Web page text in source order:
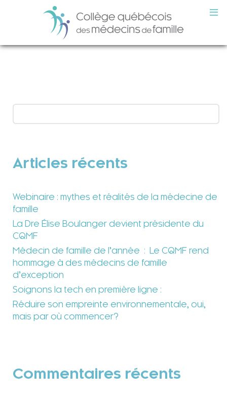
Articles récents
Webinaire : mythes et réalités de la médecine de
famille
La Dre Élise Boulanger devient présidente du
CQMF
Médecin de famille de l’année : Le CQMF rend
hommage à des médecins de famille
d’exception
Soignons la tech en première ligne :
Réduire son empreinte environnementale, oui,
mais par où commencer?
Commentaires récents